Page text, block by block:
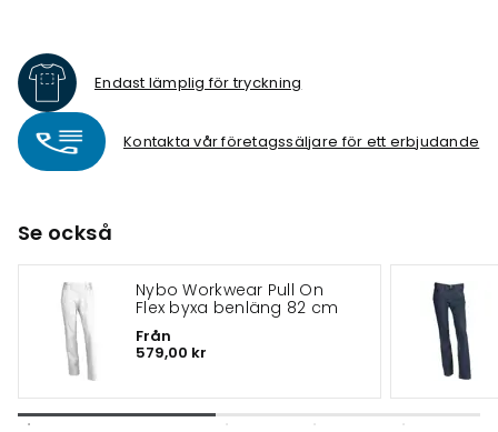
Endast lämplig för tryckning
Kontakta vår företagssäljare för ett erbjudande
Se också
Nybo Workwear Pull On
Flex byxa benläng 82 cm
Från
579,00 kr